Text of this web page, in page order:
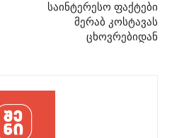
საინტერესო ფაქტები
მერაბ კოსტავას
ცხოვრებიდან